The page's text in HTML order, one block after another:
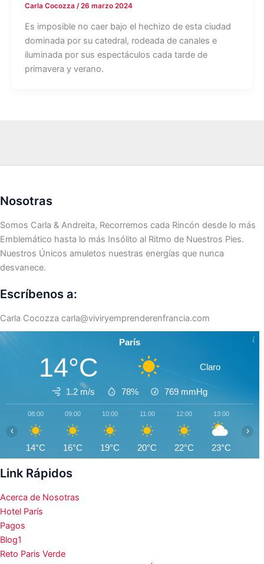
Carla Cocozza /26 marzo 2024
Es imposible no caer bajo el hechizo de esta ciudad
dominada por su catedral, rodeada de canales e
iluminada por sus espectáculos cada tarde de
primavera y verano.
Nosotras
Somos Carla & Andreita, Recorremos cada Rincón desde lo más
Emblemático hasta lo más Insólito al Ritmo de Nuestros Pies.
Nuestros Únicos amuletos nuestras energías que nunca
desvanece.
Escríbenos a:
Carla Cocozza carla@viviryemprenderenfrancia.com
París
14°C Claro
1.2 m/s 78% 769 mmHg
08:00
14°C
09:00
16°C
10:00
19°C
11:00
20°C
12:00
22°C
13:00
23°C
‹ ›
Link Rápidos
Acerca de Nosotras
Hotel París
Pagos
Blog1
Reto Paris Verde